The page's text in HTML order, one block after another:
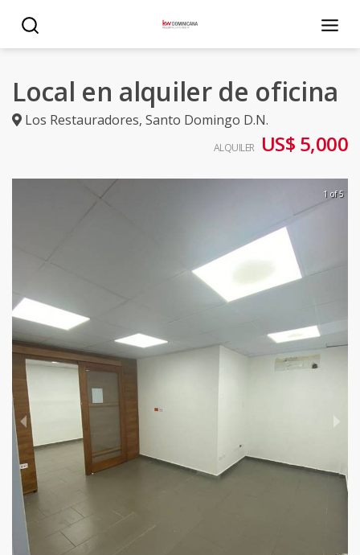
Local en alquiler de oficina
Los Restauradores, Santo Domingo D.N.
ALQUILER US$ 5,000
1 of 5